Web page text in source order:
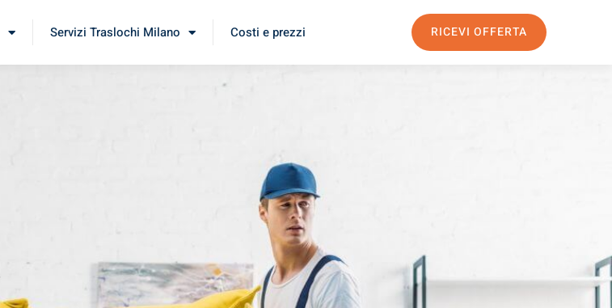
Servizi Traslochi Milano Costi e prezzi RICEVI OFFERTA